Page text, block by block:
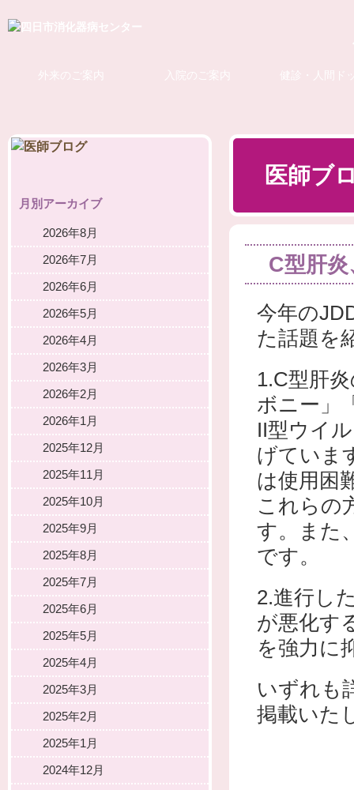
外来のご案内 入院のご案内 健診・人間ド
医師ブ
C型肝
今年の
た話題を
1.C型肝
ボニー」
II型ウイ
げていま
は使用困
これらの
す。また
です。
2.進行し
が悪化す
を強力に
いずれも
掲載いた
月別アーカイブ
2026年8月
2026年7月
2026年6月
2026年5月
2026年4月
2026年3月
2026年2月
2026年1月
2025年12月
2025年11月
2025年10月
2025年9月
2025年8月
2025年7月
2025年6月
2025年5月
2025年4月
2025年3月
2025年2月
2025年1月
2024年12月